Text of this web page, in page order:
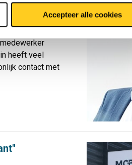
Accepteer alle cookies
jl gestart met
heeft veel
contact met